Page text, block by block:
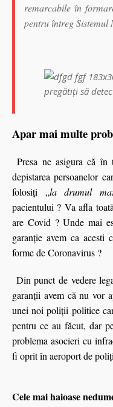
remarcabile în
pentru întreg Sistemul
Apar mai multe
Presa ne asigura că
depistarea persoanelor
folosiţi „la drumul
pacientului ? Va afla
are Covid ? Unde mai
garanţie avem ca acesti
forme de Coronavirus ?
Din punct de vedere
garanţii avem că nu vor
unei noi poliții politice
pentru ce au făcut, dar
problema asocieri cu
fi oprit în aeroport de
Cele mai haioase